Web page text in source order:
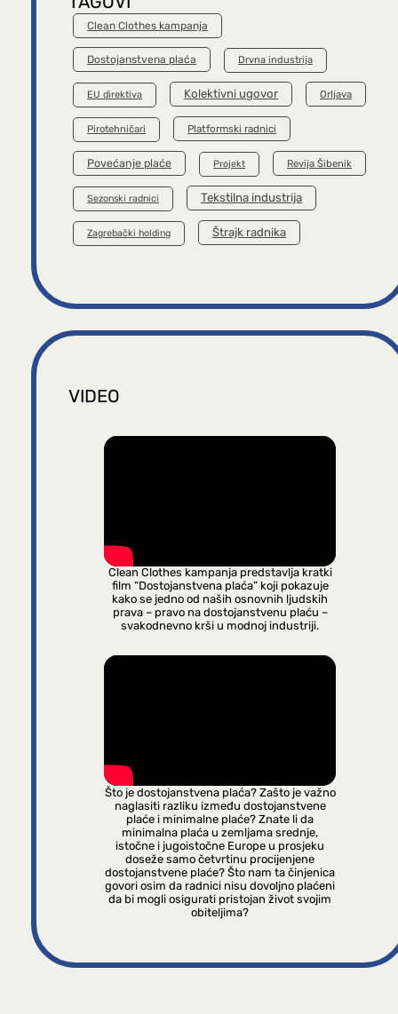
Clean Clothes kampanja
Dostojanstvena plaća Drvna industrija
EU direktiva Kolektivni ugovor Orljava
Pirotehničari Platformski radnici
Povećanje plaće Projekt Revija Šibenik
Sezonski radnici Tekstilna industrija
Zagrebački holding Štrajk radnika
VIDEO
Clean Clothes kampanja predstavlja kratki
film “Dostojanstvena plaća” koji pokazuje
kako se jedno od naših osnovnih ljudskih
prava – pravo na dostojanstvenu plaću –
svakodnevno krši u modnoj industriji.
Što je dostojanstvena plaća? Zašto je važno
naglasiti razliku između dostojanstvene
plaće i minimalne plaće? Znate li da
minimalna plaća u zemljama srednje,
istočne i jugoistočne Europe u prosjeku
doseže samo četvrtinu procijenjene
dostojanstvene plaće? Što nam ta činjenica
govori osim da radnici nisu dovoljno plaćeni
da bi mogli osigurati pristojan život svojim
obiteljima?